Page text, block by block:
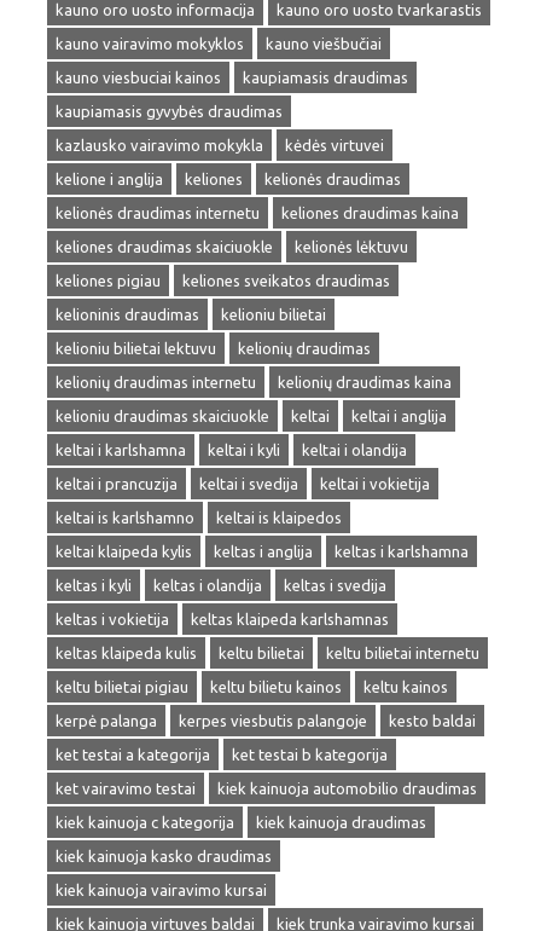
kauno oro uosto informacija
kauno oro uosto tvarkarastis
kauno vairavimo mokyklos
kauno viešbučiai
kauno viesbuciai kainos
kaupiamasis draudimas
kaupiamasis gyvybės draudimas
kazlausko vairavimo mokykla
kėdės virtuvei
kelione i anglija
keliones
kelionės draudimas
kelionės draudimas internetu
keliones draudimas kaina
keliones draudimas skaiciuokle
kelionės lėktuvu
keliones pigiau
keliones sveikatos draudimas
kelioninis draudimas
kelioniu bilietai
kelioniu bilietai lektuvu
kelionių draudimas
kelionių draudimas internetu
kelionių draudimas kaina
kelioniu draudimas skaiciuokle
keltai
keltai i anglija
keltai i karlshamna
keltai i kyli
keltai i olandija
keltai i prancuzija
keltai i svedija
keltai i vokietija
keltai is karlshamno
keltai is klaipedos
keltai klaipeda kylis
keltas i anglija
keltas i karlshamna
keltas i kyli
keltas i olandija
keltas i svedija
keltas i vokietija
keltas klaipeda karlshamnas
keltas klaipeda kulis
keltu bilietai
keltu bilietai internetu
keltu bilietai pigiau
keltu bilietu kainos
keltu kainos
kerpė palanga
kerpes viesbutis palangoje
kesto baldai
ket testai a kategorija
ket testai b kategorija
ket vairavimo testai
kiek kainuoja automobilio draudimas
kiek kainuoja c kategorija
kiek kainuoja draudimas
kiek kainuoja kasko draudimas
kiek kainuoja vairavimo kursai
kiek kainuoja virtuves baldai
kiek trunka vairavimo kursai